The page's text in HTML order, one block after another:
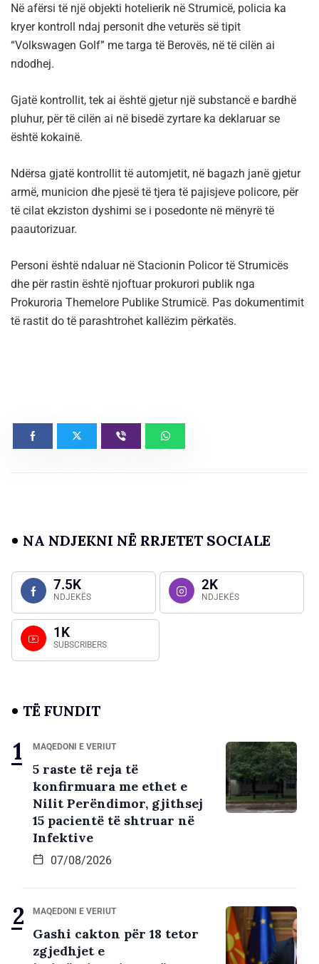
Në afërsi të një objekti hotelierik në Strumicë, policia ka
kryer kontroll ndaj personit dhe veturës së tipit
“Volkswagen Golf” me targa të Berovës, në të cilën ai
ndodhej.
Gjatë kontrollit, tek ai është gjetur një substancë e bardhë
pluhur, për të cilën ai në bisedë zyrtare ka deklaruar se
është kokainë.
Ndërsa gjatë kontrollit të automjetit, në bagazh janë gjetur
armë, municion dhe pjesë të tjera të pajisjeve policore, për
të cilat ekziston dyshimi se i posedonte në mënyrë të
paautorizuar.
Personi është ndaluar në Stacionin Policor të Strumicës
dhe për rastin është njoftuar prokurori publik nga
Prokuroria Themelore Publike Strumicë. Pas dokumentimit
të rastit do të parashtrohet kallëzim përkatës.
NA NDJEKNI NË RRJETET SOCIALE
7.5K
NDJEKËS
2K
NDJEKËS
1K
SUBSCRIBERS
TË FUNDIT
MAQEDONI E VERIUT
5 raste të reja të
konfirmuara me ethet e
Nilit Perëndimor, gjithsej
15 pacientë të shtruar në
Infektive
07/08/2026
MAQEDONI E VERIUT
Gashi cakton për 18 tetor
zgjedhjet e